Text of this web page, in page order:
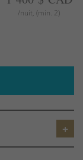
/nuit, (min. 2)